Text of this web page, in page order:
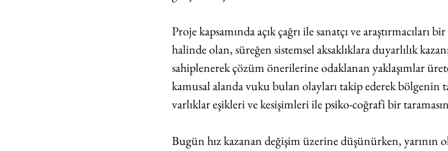
Proje kapsamında açık çağrı ile sanatçı ve
halinde olan, süreğen sistemsel aksaklıklara duyarlılık
sahiplenerek çözüm önerilerine odaklanan yaklaşımlar
kamusal alanda vuku bulan olayları takip ederek
varlıklar eşikleri ve kesişimleri ile psiko-coğrafi bir
Bugün hız kazanan değişim üzerine düşünürken, yarının